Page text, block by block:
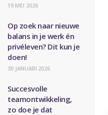
19 MEI 2026
Op zoek naar nieuwe
balans in je werk én
privéleven? Dit kun je
doen!
30 JANUARI 2026
Succesvolle
teamontwikkeling,
zo doe je dat